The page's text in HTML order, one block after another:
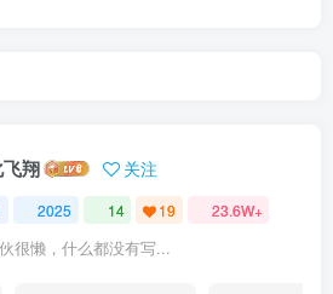
翔 关注
2025 14 19 23.6W+
很懒，什么都没有写...